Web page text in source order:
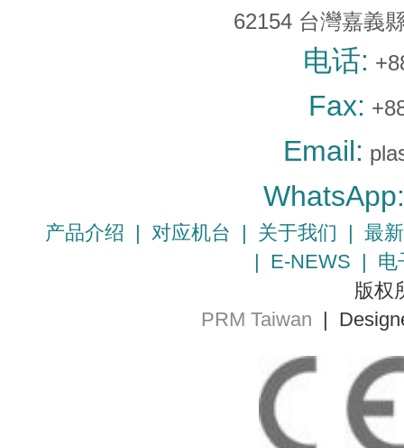
62154 台灣嘉義
电话:
Fax:
Email:
WhatsApp:
产品介绍 | 对应机台 | 关于我们 | 最
| E-NEWS | 电
版权
PRM Taiwan |